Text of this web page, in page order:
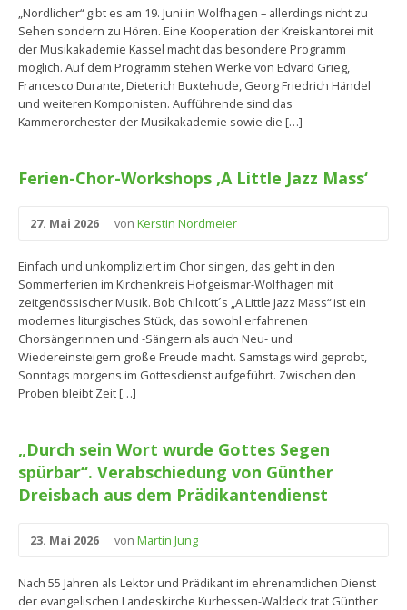
„Nordlicher“ gibt es am 19. Juni in Wolfhagen – allerdings nicht zu
Sehen sondern zu Hören. Eine Kooperation der Kreiskantorei mit
der Musikakademie Kassel macht das besondere Programm
möglich. Auf dem Programm stehen Werke von Edvard Grieg,
Francesco Durante, Dieterich Buxtehude, Georg Friedrich Händel
und weiteren Komponisten. Aufführende sind das
Kammerorchester der Musikakademie sowie die […]
Ferien-Chor-Workshops ‚A Little Jazz Mass‘
27. Mai 2026 von Kerstin Nordmeier
Einfach und unkompliziert im Chor singen, das geht in den
Sommerferien im Kirchenkreis Hofgeismar-Wolfhagen mit
zeitgenössischer Musik. Bob Chilcott´s „A Little Jazz Mass“ ist ein
modernes liturgisches Stück, das sowohl erfahrenen
Chorsängerinnen und -Sängern als auch Neu- und
Wiedereinsteigern große Freude macht. Samstags wird geprobt,
Sonntags morgens im Gottesdienst aufgeführt. Zwischen den
Proben bleibt Zeit […]
„Durch sein Wort wurde Gottes Segen
spürbar“. Verabschiedung von Günther
Dreisbach aus dem Prädikantendienst
23. Mai 2026 von Martin Jung
Nach 55 Jahren als Lektor und Prädikant im ehrenamtlichen Dienst
der evangelischen Landeskirche Kurhessen-Waldeck trat Günther